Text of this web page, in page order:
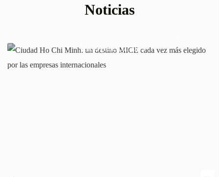
Noticias
Ciudad Ho Chi Minh: Un Destino MICE
Internacionales